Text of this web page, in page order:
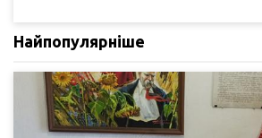
Найпопулярніше